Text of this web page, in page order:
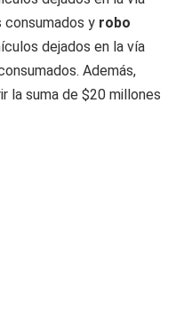
consumados y robo
dejados en la vía
Además,
la suma de $20 millones